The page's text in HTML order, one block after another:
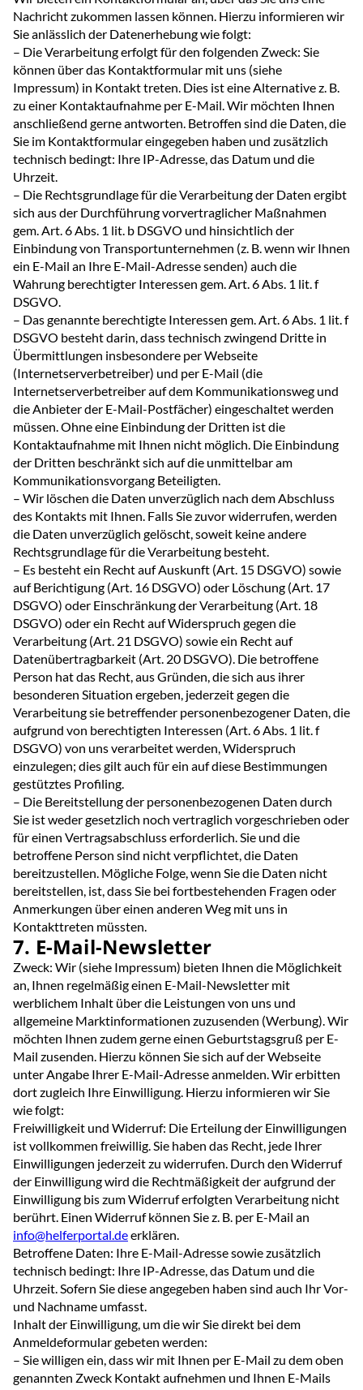
Nachricht zukommen lassen können. Hierzu informieren wir
Sie anlässlich der Datenerhebung wie folgt:
– Die Verarbeitung erfolgt für den folgenden Zweck: Sie
können über das Kontaktformular mit uns (siehe
Impressum) in Kontakt treten. Dies ist eine Alternative z. B.
zu einer Kontaktaufnahme per E-Mail. Wir möchten Ihnen
anschließend gerne antworten. Betroffen sind die Daten, die
Sie im Kontaktformular eingegeben haben und zusätzlich
technisch bedingt: Ihre IP-Adresse, das Datum und die
Uhrzeit.
– Die Rechtsgrundlage für die Verarbeitung der Daten ergibt
sich aus der Durchführung vorvertraglicher Maßnahmen
gem. Art. 6 Abs. 1 lit. b DSGVO und hinsichtlich der
Einbindung von Transportunternehmen (z. B. wenn wir Ihnen
ein E-Mail an Ihre E-Mail-Adresse senden) auch die
Wahrung berechtigter Interessen gem. Art. 6 Abs. 1 lit. f
DSGVO.
– Das genannte berechtigte Interessen gem. Art. 6 Abs. 1 lit. f
DSGVO besteht darin, dass technisch zwingend Dritte in
Übermittlungen insbesondere per Webseite
(Internetserverbetreiber) und per E-Mail (die
Internetserverbetreiber auf dem Kommunikationsweg und
die Anbieter der E-Mail-Postfächer) eingeschaltet werden
müssen. Ohne eine Einbindung der Dritten ist die
Kontaktaufnahme mit Ihnen nicht möglich. Die Einbindung
der Dritten beschränkt sich auf die unmittelbar am
Kommunikationsvorgang Beteiligten.
– Wir löschen die Daten unverzüglich nach dem Abschluss
des Kontakts mit Ihnen. Falls Sie zuvor widerrufen, werden
die Daten unverzüglich gelöscht, soweit keine andere
Rechtsgrundlage für die Verarbeitung besteht.
– Es besteht ein Recht auf Auskunft (Art. 15 DSGVO) sowie
auf Berichtigung (Art. 16 DSGVO) oder Löschung (Art. 17
DSGVO) oder Einschränkung der Verarbeitung (Art. 18
DSGVO) oder ein Recht auf Widerspruch gegen die
Verarbeitung (Art. 21 DSGVO) sowie ein Recht auf
Datenübertragbarkeit (Art. 20 DSGVO). Die betroffene
Person hat das Recht, aus Gründen, die sich aus ihrer
besonderen Situation ergeben, jederzeit gegen die
Verarbeitung sie betreffender personenbezogener Daten, die
aufgrund von berechtigten Interessen (Art. 6 Abs. 1 lit. f
DSGVO) von uns verarbeitet werden, Widerspruch
einzulegen; dies gilt auch für ein auf diese Bestimmungen
gestütztes Profiling.
– Die Bereitstellung der personenbezogenen Daten durch
Sie ist weder gesetzlich noch vertraglich vorgeschrieben oder
für einen Vertragsabschluss erforderlich. Sie und die
betroffene Person sind nicht verpflichtet, die Daten
bereitzustellen. Mögliche Folge, wenn Sie die Daten nicht
bereitstellen, ist, dass Sie bei fortbestehenden Fragen oder
Anmerkungen über einen anderen Weg mit uns in
Kontakttreten müssten.
7. E-Mail-Newsletter
Zweck: Wir (siehe Impressum) bieten Ihnen die Möglichkeit
an, Ihnen regelmäßig einen E-Mail-Newsletter mit
werblichem Inhalt über die Leistungen von uns und
allgemeine Marktinformationen zuzusenden (Werbung). Wir
möchten Ihnen zudem gerne einen Geburtstagsgruß per E-
Mail zusenden. Hierzu können Sie sich auf der Webseite
unter Angabe Ihrer E-Mail-Adresse anmelden. Wir erbitten
dort zugleich Ihre Einwilligung. Hierzu informieren wir Sie
wie folgt:
Freiwilligkeit und Widerruf: Die Erteilung der Einwilligungen
ist vollkommen freiwillig. Sie haben das Recht, jede Ihrer
Einwilligungen jederzeit zu widerrufen. Durch den Widerruf
der Einwilligung wird die Rechtmäßigkeit der aufgrund der
Einwilligung bis zum Widerruf erfolgten Verarbeitung nicht
berührt. Einen Widerruf können Sie z. B. per E-Mail an
info@helferportal.deerklären.
Betroffene Daten: Ihre E-Mail-Adresse sowie zusätzlich
technisch bedingt: Ihre IP-Adresse, das Datum und die
Uhrzeit. Sofern Sie diese angegeben haben sind auch Ihr Vor-
und Nachname umfasst.
Inhalt der Einwilligung, um die wir Sie direkt bei dem
Anmeldeformular gebeten werden:
– Sie willigen ein, dass wir mit Ihnen per E-Mail zu dem oben
genannten Zweck Kontakt aufnehmen und Ihnen E-Mails